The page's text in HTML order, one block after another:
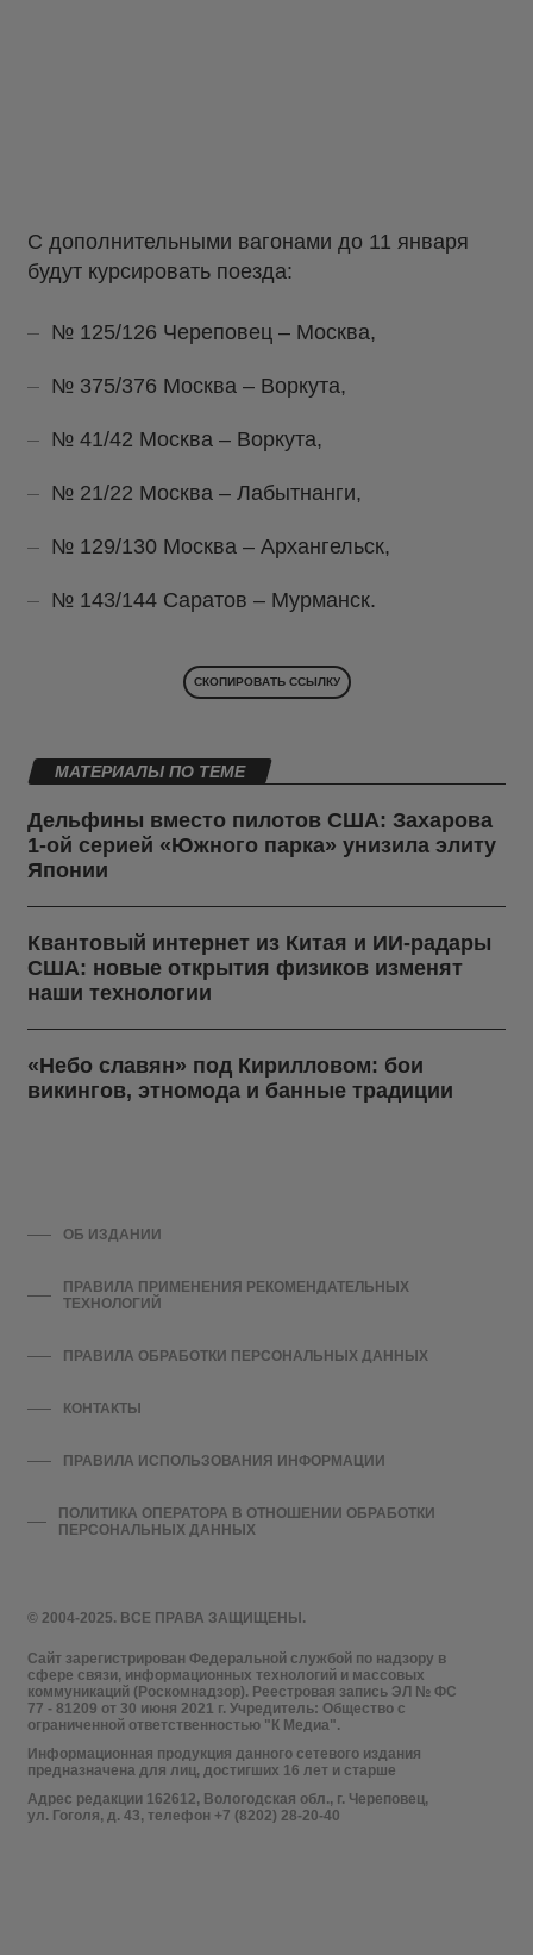
С дополнительными вагонами до 11 января
будут курсировать поезда:
№ 125/126 Череповец – Москва,
№ 375/376 Москва – Воркута,
№ 41/42 Москва – Воркута,
№ 21/22 Москва – Лабытнанги,
№ 129/130 Москва – Архангельск,
№ 143/144 Саратов – Мурманск.
СКОПИРОВАТЬ ССЫЛКУ
МАТЕРИАЛЫ ПО ТЕМЕ
Дельфины вместо пилотов США: Захарова
1-ой серией «Южного парка» унизила элиту
Японии
Квантовый интернет из Китая и ИИ-радары
США: новые открытия физиков изменят
наши технологии
«Небо славян» под Кирилловом: бои
викингов, этномода и банные традиции
© 2004-2025. ВСЕ ПРАВА ЗАЩИЩЕНЫ.
Сайт зарегистрирован Федеральной службой по надзору в
сфере связи, информационных технологий и массовых
коммуникаций (Роскомнадзор). Реестровая запись ЭЛ № ФС
77 - 81209 от 30 июня 2021 г. Учредитель: Общество с
ограниченной ответственностью "К Медиа".
Информационная продукция данного сетевого издания
предназначена для лиц, достигших 16 лет и старше
Адрес редакции 162612, Вологодская обл., г. Череповец,
ул. Гоголя, д. 43, телефон +7 (8202) 28-20-40
ОБ ИЗДАНИИ
ПРАВИЛА ПРИМЕНЕНИЯ РЕКОМЕНДАТЕЛЬНЫХ
ТЕХНОЛОГИЙ
ПРАВИЛА ОБРАБОТКИ ПЕРСОНАЛЬНЫХ ДАННЫХ
КОНТАКТЫ
ПРАВИЛА ИСПОЛЬЗОВАНИЯ ИНФОРМАЦИИ
ПОЛИТИКА ОПЕРАТОРА В ОТНОШЕНИИ ОБРАБОТКИ
ПЕРСОНАЛЬНЫХ ДАННЫХ